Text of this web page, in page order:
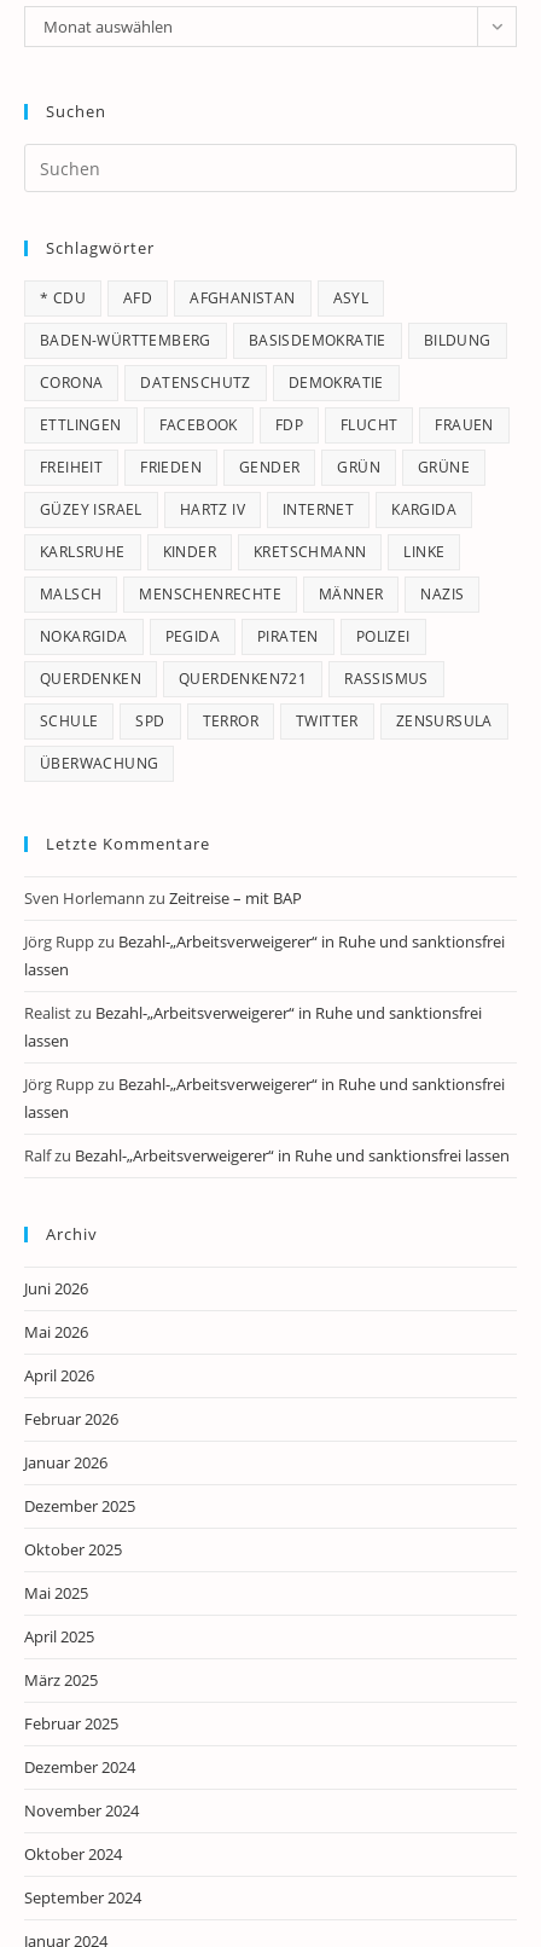
Archiv
Monat auswählen
Suchen
Schlagwörter
* CDU AFD AFGHANISTAN ASYL
BADEN-WÜRTTEMBERG BASISDEMOKRATIE BILDUNG
CORONA DATENSCHUTZ DEMOKRATIE
ETTLINGEN FACEBOOK FDP FLUCHT FRAUEN
FREIHEIT FRIEDEN GENDER GRÜN GRÜNE
GÜZEY ISRAEL HARTZ IV INTERNET KARGIDA
KARLSRUHE KINDER KRETSCHMANN LINKE
MALSCH MENSCHENRECHTE MÄNNER NAZIS
NOKARGIDA PEGIDA PIRATEN POLIZEI
QUERDENKEN QUERDENKEN721 RASSISMUS
SCHULE SPD TERROR TWITTER ZENSURSULA
ÜBERWACHUNG
Letzte Kommentare
Sven Horlemann zu Zeitreise – mit BAP
Jörg Ruppzu Bezahl-„Arbeitsverweigerer“ in Ruhe und sanktionsfrei
lassen
Realistzu Bezahl-„Arbeitsverweigerer“ in Ruhe und sanktionsfrei
lassen
Jörg Ruppzu Bezahl-„Arbeitsverweigerer“ in Ruhe und sanktionsfrei
lassen
Ralfzu Bezahl-„Arbeitsverweigerer“ in Ruhe und sanktionsfrei lassen
Archiv
Juni 2026
Mai 2026
April 2026
Februar 2026
Januar 2026
Dezember 2025
Oktober 2025
Mai 2025
April 2025
März 2025
Februar 2025
Dezember 2024
November 2024
Oktober 2024
September 2024
Januar 2024